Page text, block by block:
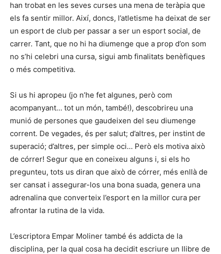
han trobat en les seves curses una mena de teràpia que
els fa sentir millor. Així, doncs, l’atletisme ha deixat de ser
un esport de club per passar a ser un esport social, de
carrer. Tant, que no hi ha diumenge que a prop d’on som
no s’hi celebri una cursa, sigui amb finalitats benèfiques
o més competitiva.
Si us hi apropeu (jo n’he fet algunes, però com
acompanyant… tot un món, també!), descobrireu una
munió de persones que gaudeixen del seu diumenge
corrent. De vegades, és per salut; d’altres, per instint de
superació; d’altres, per simple oci… Però els motiva això
de córrer! Segur que en coneixeu alguns i, si els ho
pregunteu, tots us diran que això de córrer, més enllà de
ser cansat i assegurar-los una bona suada, genera una
adrenalina que converteix l’esport en la millor cura per
afrontar la rutina de la vida.
L’escriptora Empar Moliner també és addicta de la
disciplina, per la qual cosa ha decidit escriure un llibre de